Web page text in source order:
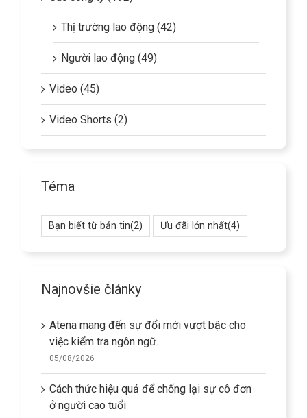
Thị trường lao động (42)
Người lao động (49)
Video (45)
Video Shorts (2)
Téma
Bạn biết từ bản tin(2) Ưu đãi lớn nhất(4)
Najnovšie články
Atena mang đến sự đổi mới vượt bậc cho
việc kiểm tra ngôn ngữ.
05/08/2026
Cách thức hiệu quả để chống lại sự cô đơn
ở người cao tuổi